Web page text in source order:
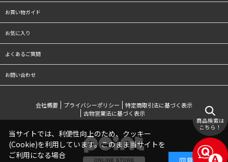
お買い物ガイド
お気に入り
よくあるご質問
お問い合わせ
会社概要 プライバシーポリシー
特定商取引法に基づく表示
古物営業法に基づく表示
商品検索は
こちら！
当サイトでは、利便性向上のため、クッキー
(Cookie)を利用しています。このまま当サイトを
ご利用になる場合